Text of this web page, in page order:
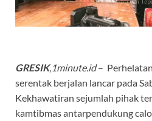
GRESIK, 1minute.id–
serentak berjalan lancar pada
Kekhawatiran sejumlah pihak
kamtibmas antarpendukung